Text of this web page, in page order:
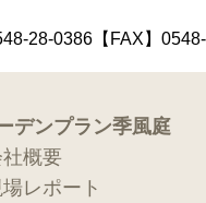
28-0386【FAX】
デンプラン季風庭
概要
レポート